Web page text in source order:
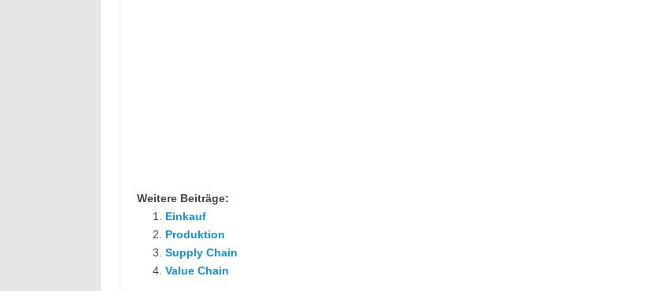
Weitere Beiträge:
Einkauf
Produktion
Supply Chain
Value Chain